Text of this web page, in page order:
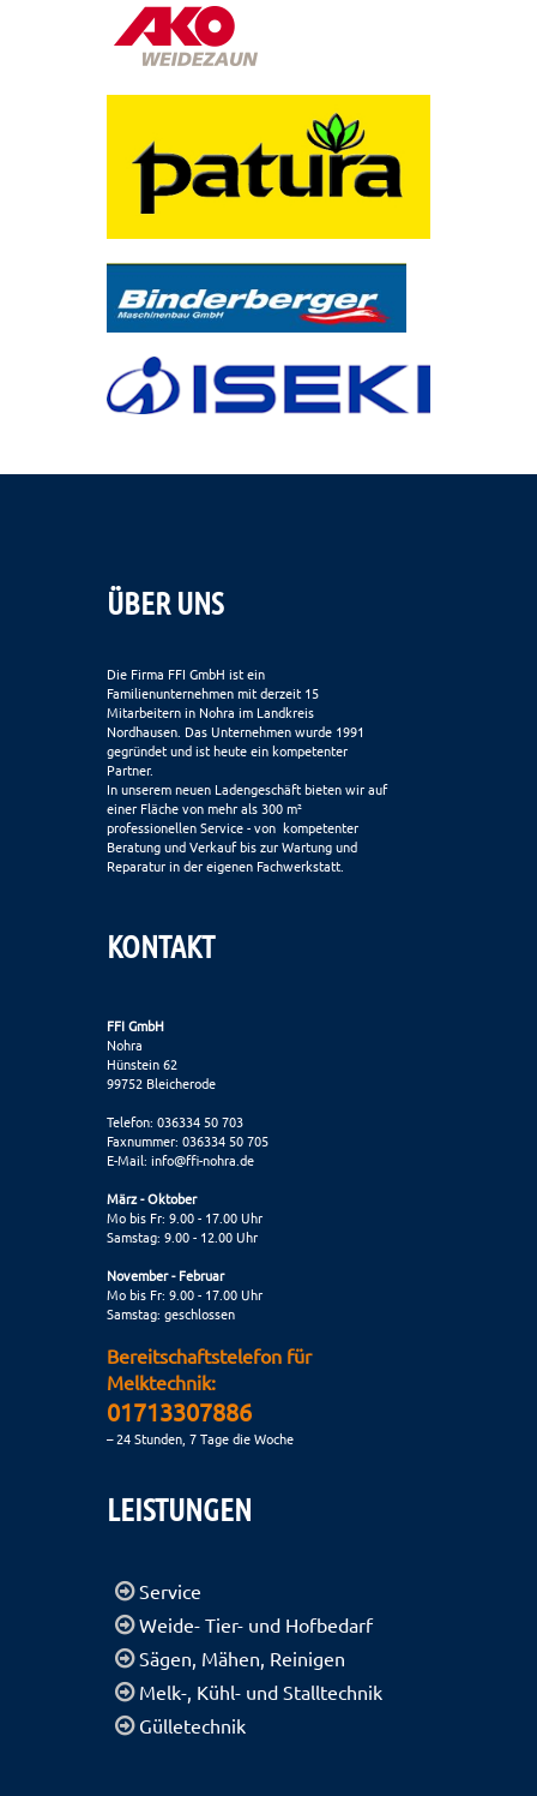
ÜBER UNS
Die Firma FFI GmbH ist ein
Familienunternehmen mit derzeit 15
Mitarbeitern in Nohra im Landkreis
Nordhausen. Das Unternehmen wurde 1991
gegründet und ist heute ein kompetenter
Partner.
In unserem neuen Ladengeschäft bieten wir auf
einer Fläche von mehr als 300 m²
professionellen Service - von kompetenter
Beratung und Verkauf bis zur Wartung und
Reparatur in der eigenen Fachwerkstatt.
KONTAKT
FFI GmbH
Nohra
Hünstein 62
99752 Bleicherode
Telefon: 036334 50 703
Faxnummer: 036334 50 705
E-Mail: info@ffi-nohra.de
März - Oktober
Mo bis Fr: 9.00 - 17.00 Uhr
Samstag: 9.00 - 12.00 Uhr
November - Februar
Mo bis Fr: 9.00 - 17.00 Uhr
Samstag: geschlossen
Bereitschaftstelefon für
Melktechnik:
01713307886
– 24 Stunden, 7 Tage die Woche
LEISTUNGEN
Service
Weide- Tier- und Hofbedarf
Sägen, Mähen, Reinigen
Melk-, Kühl- und Stalltechnik
Gülletechnik